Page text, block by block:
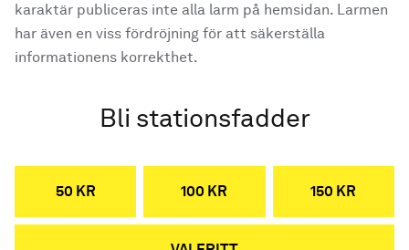
karaktär publiceras inte alla larm på hemsidan. Larmen
har även en viss fördröjning för att säkerställa
informationens korrekthet.
Bli stationsfadder
50 KR 100 KR 150 KR